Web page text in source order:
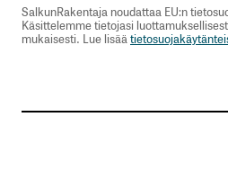
SalkunRakentaja noudattaa EU:n
Käsittelemme tietojasi
mukaisesti. Lue lisää